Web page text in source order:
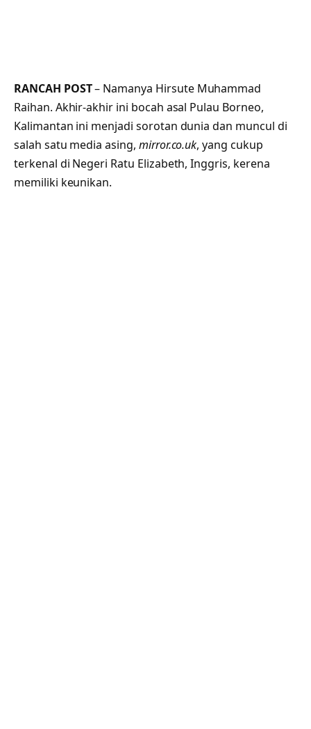
RANCAH POST– Namanya Hirsute Muhammad
Raihan. Akhir-akhir ini bocah asal Pulau Borneo,
Kalimantan ini menjadi sorotan dunia dan muncul di
salah satu media asing, mirror.co.uk, yang cukup
terkenal di Negeri Ratu Elizabeth, Inggris, kerena
memiliki keunikan.